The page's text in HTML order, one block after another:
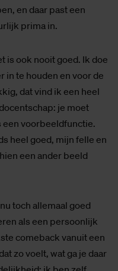
en daar past een
prima in.
is ook nooit goed. Ik doe
in te houden en voor de
dat vind ik een heel
je moet
een voorbeeldfunctie.
heel goed, mijn felle en
een ander beeld
toch allemaal goed
als een persoonlijk
comeback vanuit een
zo voelt, wat ga je daar